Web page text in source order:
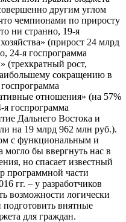
другим углом
чемпионами по приросту
ни странно, 19-я
(прирост 24 млрд
24-я госпрограмма
(трехкратный рост,
сокращению в
отношения» (на 57%
госпрограмма
Дальнего Востока и
на 19 млрд 962 млн руб.).
с функциональным и
бы ввергнуть нас в
но спасает известный
программной части
гг. – у разработчиков
возможности логически
подготовить внятные
для граждан.